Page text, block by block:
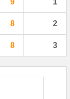
9 1
8 2
8 3